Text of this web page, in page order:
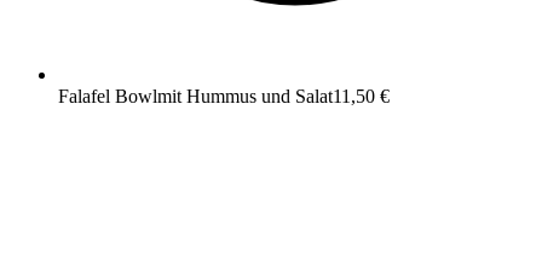
Falafel Bowlmit Hummus und Salat11,50 €